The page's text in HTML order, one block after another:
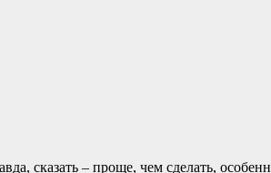
сказать – проще, чем сделать,